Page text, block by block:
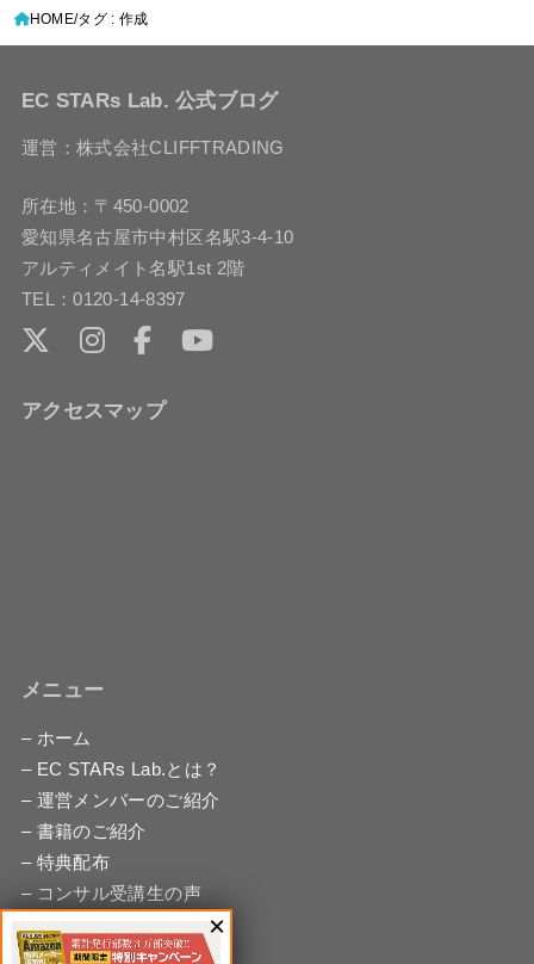
HOME タグ : 作成
EC STARs Lab. 公式ブログ
運営：株式会社CLIFFTRADING
所在地：〒450-0002
愛知県名古屋市中村区名駅3-4-10
アルティメイト名駅1st 2階
TEL：0120-14-8397
アクセスマップ
メニュー
– ホーム
– EC STARs Lab.とは？
– 運営メンバーのご紹介
– 書籍のご紹介
– 特典配布
– コンサル受講生の声
– 無料相談
– お問い合わせ